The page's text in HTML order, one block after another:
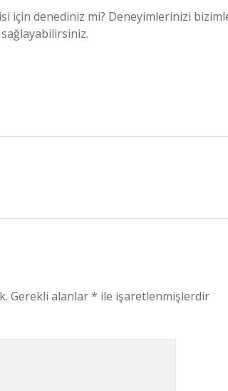
için denediniz mi? Deneyimlerinizi
Gerekli alanlar* ile işaretlenmişlerdir